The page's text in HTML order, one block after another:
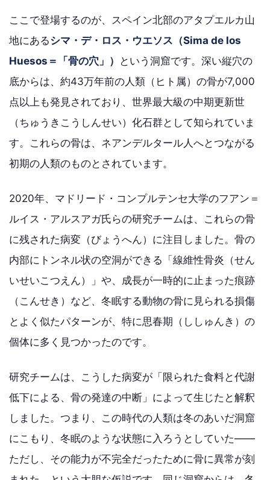
ここで登場するのが、スペイン北部のアタプエルカ山
地にあるシマ・デ・ロス・ウエソス（Sima de los
Huesos＝「骨の穴」）
という洞窟です。深い縦穴の
底からは、約43万年前の人類（ヒト属）の骨が7,000
点以上も発見されており、世界最大級の中期更新世
（ちゅうきこうしんせい）化石群として知られていま
す。これらの骨は、ネアンデルタール人へとつながる
初期の人類のものとされています。
2020年、マドリード・コンプルテンセ大学のフアン＝
ルイス・アルスアガ氏らの研究チームは、これらの骨
に残された病変（びょうへん）に注目しました。骨の
内部にトンネル状の空洞ができる「線維性骨炎（せん
いせいこつえん）」や、成長が一時的に止まった痕跡
（こんせき）など、冬眠する動物の骨に見られる損傷
とよく似たパターンが、特に思春期（ししゅんき）の
個体に多く見つかったのです。
研究チームは、こうした病変が「限られた食料と代謝
低下による、骨の発達の中断」によって生じたと解釈
しました。つまり、この時代の人類は冬のあいだ洞窟
にこもり、冬眠のような状態に入ろうとしていた——
ただし、その能力が不完全だったために骨に異常が刻